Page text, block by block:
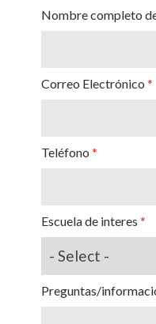
Nombre completo
Correo Electrónico
Teléfono
Escuela de interes
Preguntas/